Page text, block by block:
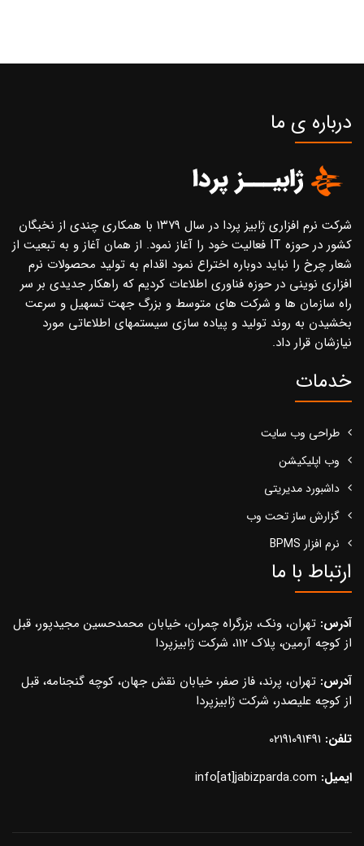
درباره ی ما
شرکت نرم افزاری ژابیز پردا در سال ۱۳۷۹ با همکاری چندی از نخبگان
کشور در حوزه IT فعالیت خود را آغاز نمود. از همان آغاز و به تبعیت از
شعار چرخ را نباید دوباره اختراع نمود اقدام به تولید محصولات نرم
افزاری نوینی در حوزه فناوری اطلاعات کردیم که راهکار جدیدی بر سر
راه سازمان ها و شرکت های متوسط و بزرگ جهت تسهیل و سرعت
بخشیدن به روند تولید و پیاده سازی سیستمهای اطلاعاتی مورد
نیازشان قرار داد.
خدمات
طراحی وب سایت
وب اپلیکیشن
داشبورد مدیریتی
گزارش ساز تحت وب
نرم افزار BPMS
ارتباط با ما
آدرس: تهران، ونک، بزرگراه چمران، خیابان محمدحسین مجیدپور، قبل
از کوچه آرمین، پلاک 112، شرکت ژابیزپردا
آدرس: تهران، پرند، فاز صفر، خیابان نقش جهان، کوچه گنجنامه، قبل
از کوچه علیصدر، شرکت ژابیزپردا
تلفن: 02191091491
ایمیل: info[at]jabizparda.com